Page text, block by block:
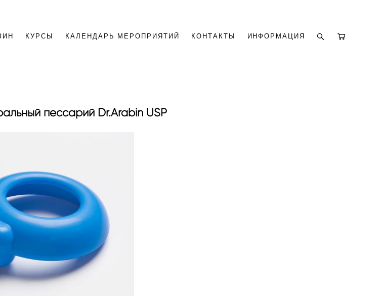
КУРСЫ КАЛЕНДАРЬ МЕРОПРИЯТИЙ КОНТАКТЫ ИНФОРМАЦИЯ
пессарий Dr.Arabin USP